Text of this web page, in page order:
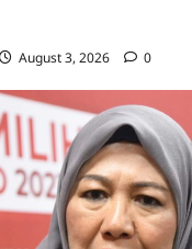
August 3, 2026 0